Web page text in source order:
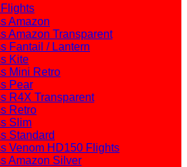
Amazon
Amazon Transparent
Fantail / Lantern
Kite
Mini Retro
Pear
R4X Transparent
Retro
Slim
Standard
Venom HD150 Flights
Amazon Silver